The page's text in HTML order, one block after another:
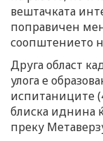
вештачката
поправичен
соопштението
Друга област
улога е
испитаниците
блиска иднина
преку